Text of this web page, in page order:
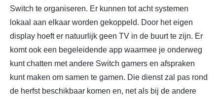
Switch te organiseren. Er kunnen tot acht systemen
lokaal aan elkaar worden gekoppeld. Door het eigen
display hoeft er natuurlijk geen TV in de buurt te zijn. Er
komt ook een begeleidende app waarmee je onderweg
kunt chatten met andere Switch gamers en afspraken
kunt maken om samen te gamen. Die dienst zal pas rond
de herfst beschikbaar komen en, net als bij de andere